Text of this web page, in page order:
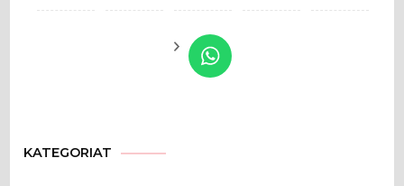
KATEGORIAT